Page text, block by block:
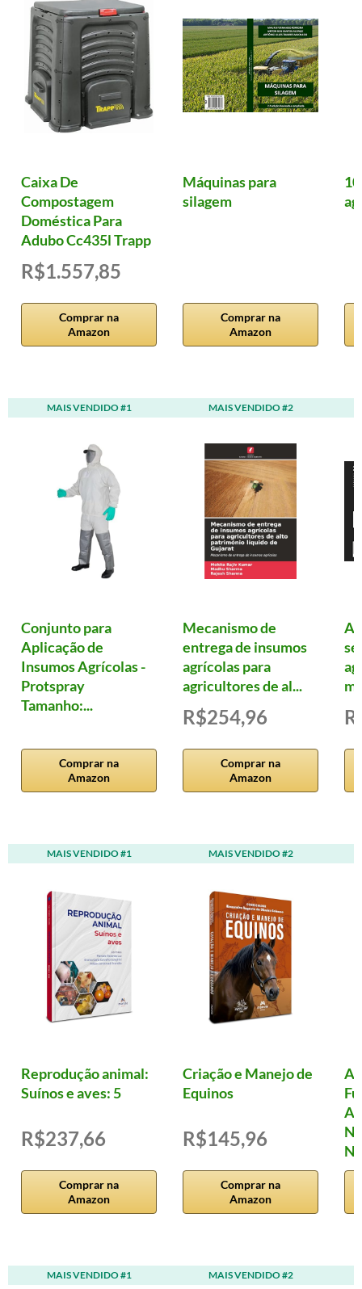
Caixa De
Compostagem
Doméstica Para
Adubo Cc435l Trapp
R$1.557,85
Comprar na
Amazon
Máquinas para
silagem
Comprar na
Amazon
MAIS VENDIDO #1
Conjunto para
Aplicação de
Insumos Agrícolas -
Protspray
Tamanho:...
Comprar na
Amazon
MAIS VENDIDO #2
Mecanismo de
entrega de insumos
agrícolas para
agricultores de al...
R$254,96
Comprar na
Amazon
MAIS VENDIDO #1
Reprodução animal:
Suínos e aves: 5
R$237,66
Comprar na
Amazon
MAIS VENDIDO #2
Criação e Manejo de
Equinos
R$145,96
Comprar na
Amazon
MAIS VENDIDO #1 MAIS VENDIDO #2